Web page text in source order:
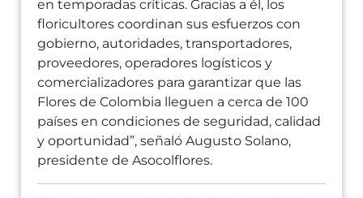
en temporadas críticas. Gracias a él, los
floricultores coordinan sus esfuerzos con
gobierno, autoridades, transportadores,
proveedores, operadores logísticos y
comercializadores para garantizar que las
Flores de Colombia lleguen a cerca de 100
países en condiciones de seguridad, calidad
y oportunidad”, señaló Augusto Solano,
presidente de Asocolflores.